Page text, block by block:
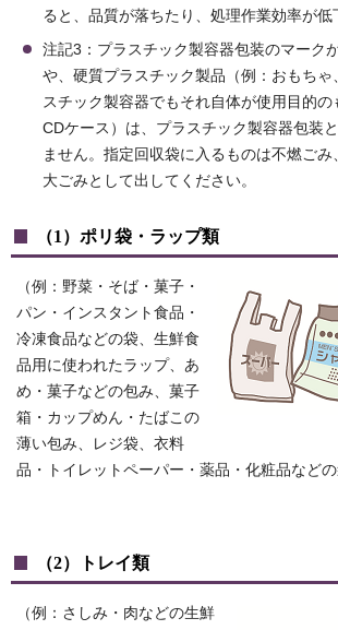
ると、品質が落ちたり、処理作業効率が低
注記3：プラスチック製容器包装のマーク
や、硬質プラスチック製品（例：おもちゃ
スチック製容器でもそれ自体が使用目的の
CDケース）は、プラスチック製容器包装
ません。指定回収袋に入るものは不燃ごみ
大ごみとして出してください。
（1）ポリ袋・ラップ類
（例：野菜・そば・菓子・
パン・インスタント食品・
冷凍食品などの袋、生鮮食
品用に使われたラップ、あ
め・菓子などの包み、菓子
箱・カップめん・たばこの
薄い包み、レジ袋、衣料
品・トイレットペーパー・薬品・化粧品などの
（2）トレイ類
（例：さしみ・肉などの生鮮